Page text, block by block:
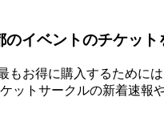
イベントのチケット
もお得に購入するため
トサークルの新着速報